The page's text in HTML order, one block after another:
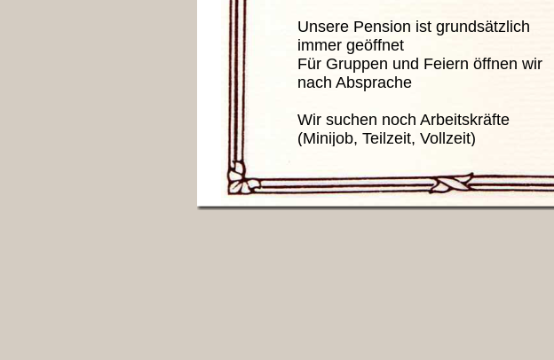
Unsere Pension ist grundsätzlich
immer geöffnet
Für Gruppen und Feiern öffnen wir
nach Absprache
Wir suchen noch Arbeitskräfte
(Minijob, Teilzeit, Vollzeit)
Hier finden Sie unsere Speisekarte: